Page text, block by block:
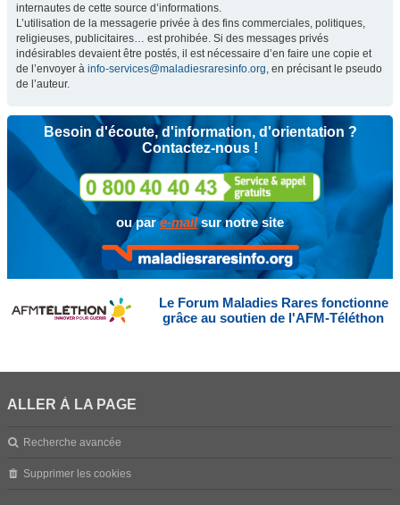
internautes de cette source d’informations.
L’utilisation de la messagerie privée à des fins commerciales, politiques,
religieuses, publicitaires… est prohibée. Si des messages privés
indésirables devaient être postés, il est nécessaire d’en faire une copie et
de l’envoyer à info-services@maladiesraresinfo.org, en précisant le pseudo
de l’auteur.
Besoin d'écoute, d'information, d'orientation ?
Contactez-nous !
ou pare-mailsur notre site
Le Forum Maladies Rares fonctionne
grâce au soutien de l'AFM-Téléthon
ALLER À LA PAGE
Recherche avancée
Supprimer les cookies